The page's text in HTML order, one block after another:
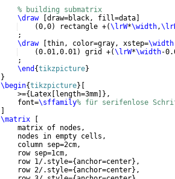
% building submatrix
\draw
draw=black, fill=data
(0,0) rectangle +(\lrW*\width,
    ;
\draw
thin, color=gray, xstep=\width
(0.01,0.01) grid +(\lrW*\width-
    ;
\end {tikzpicture}
}
\begin{tikzpicture}
    >=
{ Latex length=3mm ]} ,
    font=
\sffamily% für serifenlose
\matrix
    matrix of nodes,
    nodes in empty cells,
    column sep=2cm,
    row sep=1cm,
    row 1/.style=
{anchor=center} ,
    row 2/.style=
{anchor=center} ,